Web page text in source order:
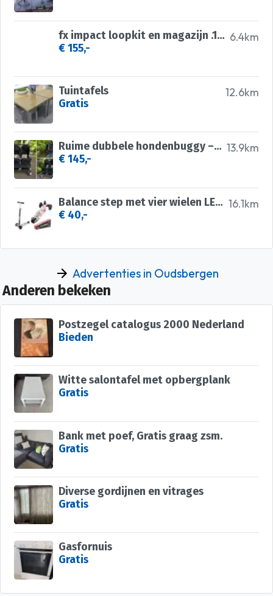
6.4km
fx impact loopkit en magazijn .177
€ 155,-
12.6km
Tuintafels
Gratis
13.9km
Ruime dubbele hondenbuggy – opvouwbaar en praktisch! 🐾
€ 145,-
16.1km
Balance step met vier wielen LED knipsels
€ 40,-
Advertenties in Oudsbergen
Anderen bekeken
Postzegel catalogus 2000 Nederland
Bieden
Witte salontafel met opbergplank
Gratis
Bank met poef, Gratis graag zsm.
Gratis
Diverse gordijnen en vitrages
Gratis
Gasfornuis
Gratis